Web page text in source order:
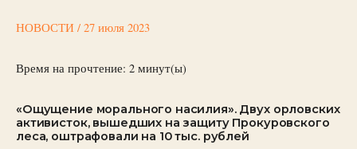
НОВОСТИ / 27 июля 2023
Время на прочтение: 2 минут(ы)
«Ощущение морального насилия». Двух орловских
активисток, вышедших на защиту Прокуровского
леса, оштрафовали на 10 тыс. рублей